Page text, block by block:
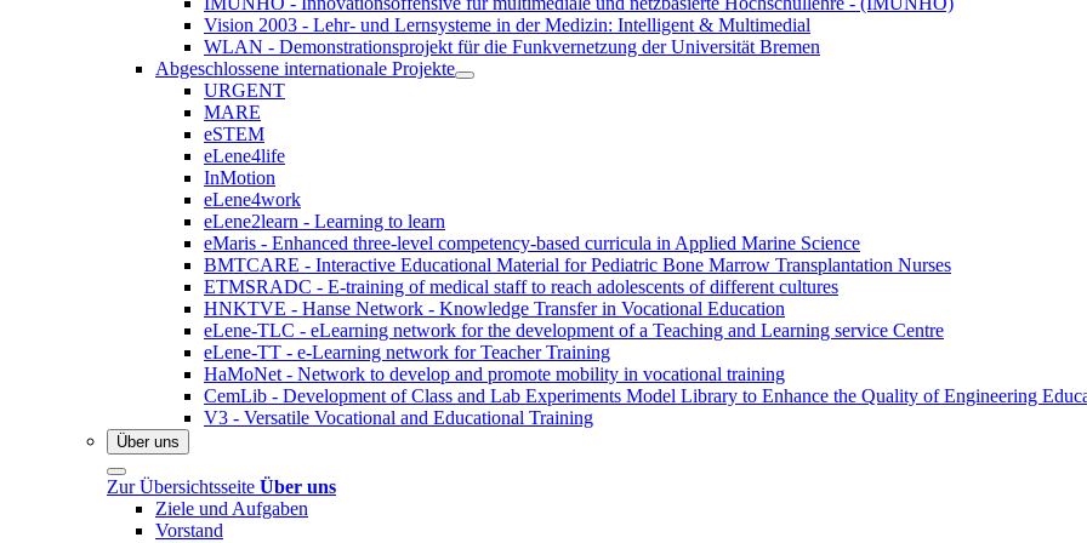
Vision 2003 - Lehr- und Lernsysteme in der Medizin: Intelligent & Multimedial
WLAN - Demonstrationsprojekt für die Funkvernetzung der Universität Bremen
Abgeschlossene internationale Projekte
URGENT
MARE
eSTEM
eLene4life
InMotion
eLene4work
eLene2learn - Learning to learn
eMaris - Enhanced three-level competency-based curricula in Applied Marine Science
BMTCARE - Interactive Educational Material for Pediatric Bone Marrow Transplantation Nurses
ETMSRADC - E-training of medical staff to reach adolescents of different cultures
HNKTVE - Hanse Network - Knowledge Transfer in Vocational Education
eLene-TLC - eLearning network for the development of a Teaching and Learning service Centre
eLene-TT - e-Learning network for Teacher Training
HaMoNet - Network to develop and promote mobility in vocational training
CemLib - Development of Class and Lab Experiments Model Library to Enhance the Quality of Engineering
V3 - Versatile Vocational and Educational Training
Über uns
Zur Übersichtsseite Über uns
Ziele und Aufgaben
Vorstand